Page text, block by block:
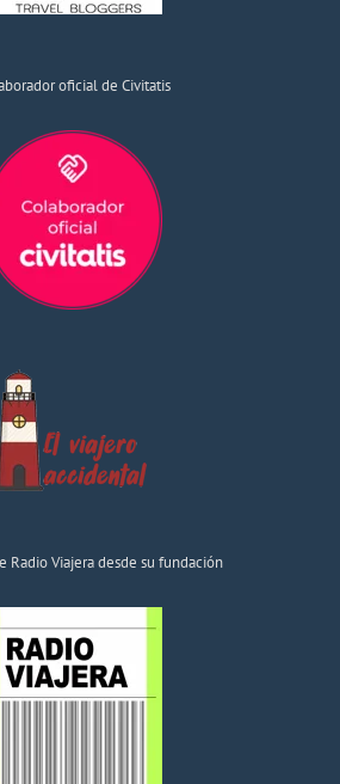
oficial de Civitatis
Radio Viajera desde su fundación